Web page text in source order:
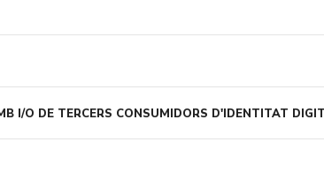
I/O DE TERCERS CONSUMIDORS D'IDENTITAT